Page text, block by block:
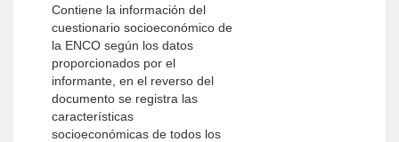
Contiene la información del
cuestionario socioeconómico de
la ENCO según los datos
proporcionados por el
informante, en el reverso del
documento se registra las
características
socioeconómicas de todos los